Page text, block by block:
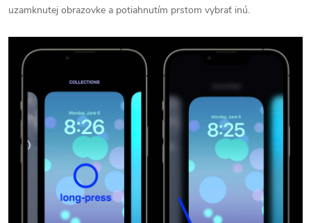
uzamknutej obrazovke a potiahnutím prstom vybrať inú.